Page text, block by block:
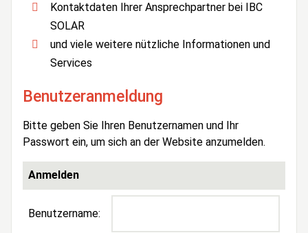
Kontaktdaten Ihrer Ansprechpartner bei IBC
SOLAR
und viele weitere nützliche Informationen und
Services
Benutzeranmeldung
Bitte geben Sie Ihren Benutzernamen und Ihr
Passwort ein, um sich an der Website anzumelden.
Anmelden
Benutzername: